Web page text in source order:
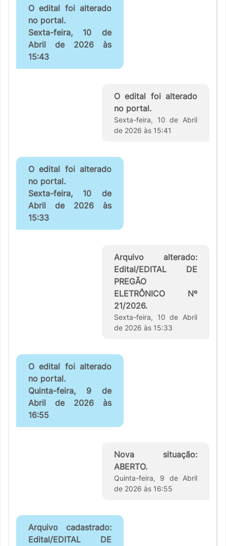
O edital foi alterado
no portal.
Sexta-feira, 10 de
Abril de 2026 às
15:43
O edital foi alterado
no portal.
Sexta-feira, 10 de Abril
de 2026 às 15:41
O edital foi alterado
no portal.
Sexta-feira, 10 de
Abril de 2026 às
15:33
Arquivo alterado:
Edital/EDITAL DE
PREGÃO
ELETRÔNICO Nº
21/2026.
Sexta-feira, 10 de Abril
de 2026 às 15:33
O edital foi alterado
no portal.
Quinta-feira, 9 de
Abril de 2026 às
16:55
Nova situação:
ABERTO.
Quinta-feira, 9 de Abril
de 2026 às 16:55
Arquivo cadastrado:
Edital/EDITAL DE